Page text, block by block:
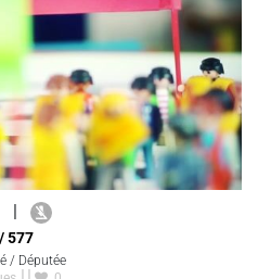
|
577
/ Députée